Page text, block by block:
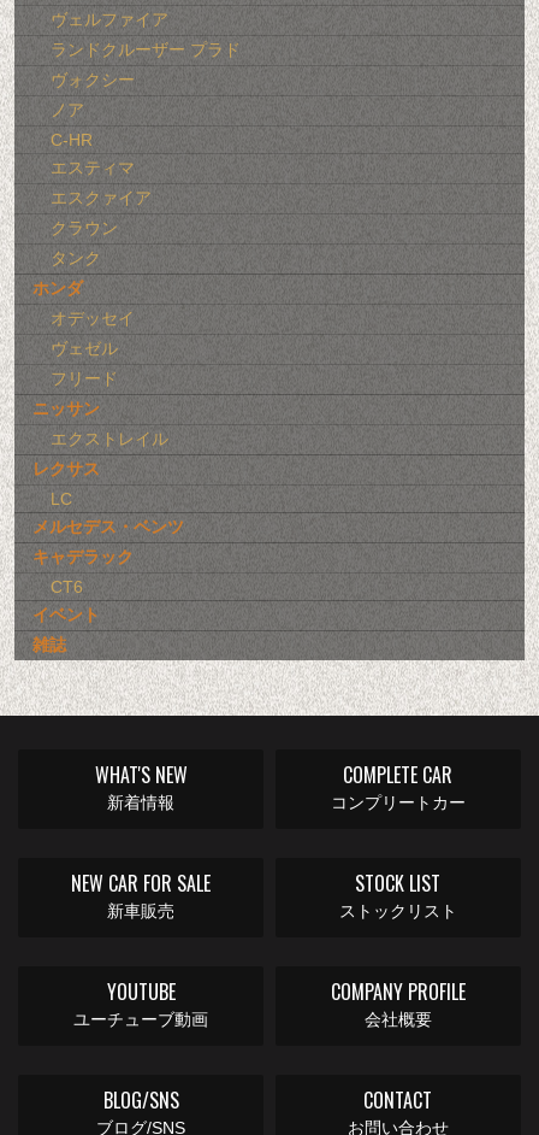
ヴェルファイア
ランドクルーザー プラド
ヴォクシー
ノア
C-HR
エスティマ
エスクァイア
クラウン
タンク
ホンダ
オデッセイ
ヴェゼル
フリード
ニッサン
エクストレイル
レクサス
LC
メルセデス・ベンツ
キャデラック
CT6
イベント
雑誌
WHAT'S NEW
新着情報
COMPLETE CAR
コンプリートカー
NEW CAR FOR SALE
新車販売
STOCK LIST
ストックリスト
YOUTUBE
ユーチューブ動画
COMPANY PROFILE
会社概要
BLOG/SNS
ブログ/SNS
CONTACT
お問い合わせ